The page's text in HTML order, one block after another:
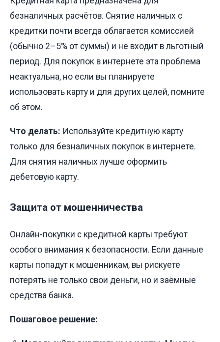
безналичных расчётов. Снятие наличных с
кредитки почти всегда облагается комиссией
(обычно 2–5% от суммы) и не входит в льготный
период. Для покупок в интернете эта проблема
неактуальна, но если вы планируете
использовать карту и для других целей, помните
об этом.
Что делать: Используйте кредитную карту
только для безналичных покупок в интернете.
Для снятия наличных лучше оформить
дебетовую карту.
Защита от мошенничества
Онлайн-покупки с кредитной карты требуют
особого внимания к безопасности. Если данные
карты попадут к мошенникам, вы рискуете
потерять не только свои деньги, но и заёмные
средства банка.
Пошаговое решение: